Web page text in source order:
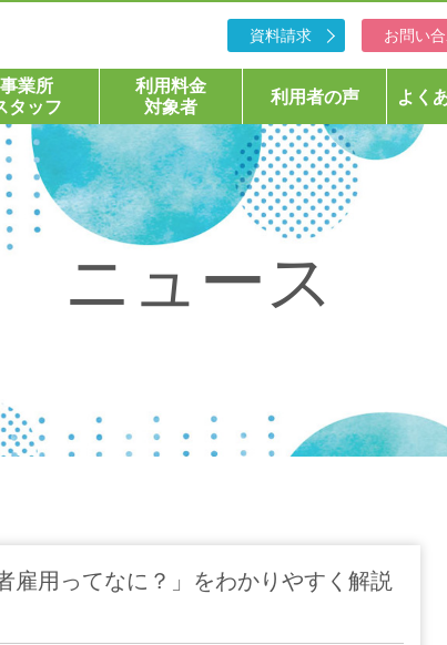
資料請求 お問い
事業所
タッフ
利用料金
対象者
利用者の声 よく
ニュース
雇用ってなに？」をわかりやすく解説